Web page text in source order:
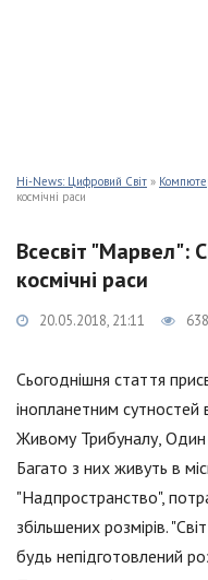
Hi-News: Цифровий Світ »
космічні раси
Всесвіт "Марвел":
космічні раси
20.05.2018, 21:11 638
Сьогоднішня стаття
інопланетним сутностей
Живому Трибуналу, Один
Багато з них живуть в
"Надпространство",
збільшених розмірів.
будь непідготовлений